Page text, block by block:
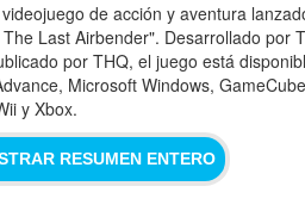
de acción y aventura
Last Airbender". Desarrollado por
por THQ, el juego está
Microsoft Windows,
y Xbox.
RESUMEN ENTERO